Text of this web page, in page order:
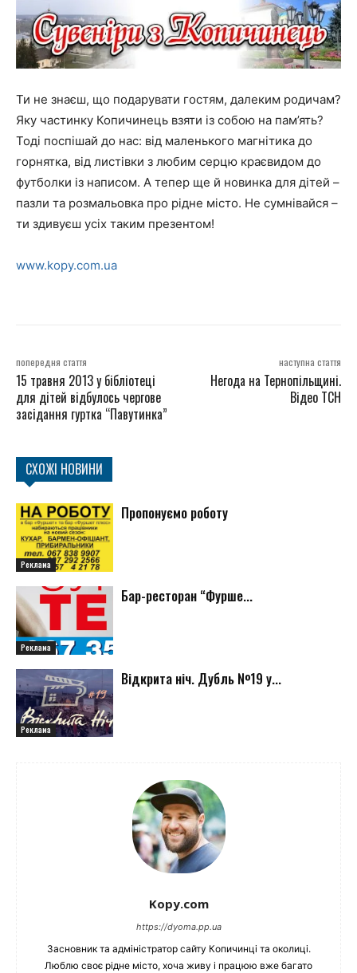
Ти не знаєш, що подарувати гостям, далеким родичам?
Яку частинку Копичинець взяти із собою на пам’ять?
Тоді поспішай до нас: від маленького магнітика до
горнятка, від листівки з любим серцю краєвидом до
футболки із написом. А тепер ще й новинка для дітей –
пазли та розмальовка про рідне місто. Не сумнівайся –
ти здивуєш усіх таким презентом!
www.kopy.com.ua
попередня стаття
15 травня 2013 у бібліотеці
для дітей відбулось чергове
засідання гуртка “Павутинка”
наступна стаття
Негода на Тернопільщині.
Відео ТСН
СХОЖІ НОВИНИ
Реклама
Пропонуємо роботу
Реклама
Бар-ресторан “Фурше...
Реклама
Відкрита ніч. Дубль №19 у...
Kopy.com
https://dyoma.pp.ua
Засновник та адміністратор сайту Копичинці та околиці.
Люблю своє рідне місто, хоча живу і працюю вже багато